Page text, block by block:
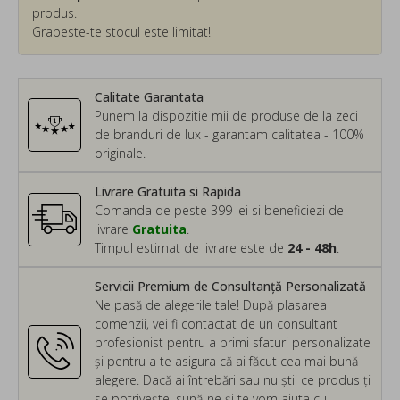
Calitate Garantata
Punem la dispozitie mii de produse de la zeci
de branduri de lux - garantam calitatea - 100%
originale.
produs.
Grabeste-te stocul este limitat!
Servicii Premium de Consultanță Personalizată
Ne pasă de alegerile tale! După plasarea
comenzii, vei fi contactat de un consultant
profesionist pentru a primi sfaturi personalizate
și pentru a te asigura că ai făcut cea mai bună
alegere. Dacă ai întrebări sau nu știi ce produs ți
Livrare Gratuita si Rapida
Comanda de peste 399 lei si beneficiezi de
livrare Gratuita
Timpul estimat de livrare este de 24 - 48h